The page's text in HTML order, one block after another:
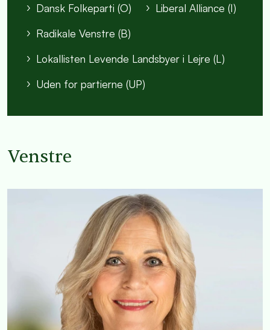
Dansk Folkeparti (O)
Liberal Alliance (I)
Radikale Venstre (B)
Lokallisten Levende Landsbyer i Lejre (L)
Uden for partierne (UP)
Venstre